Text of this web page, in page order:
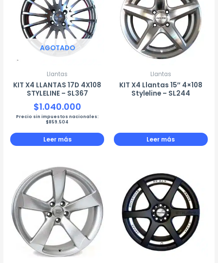
AGOTADO
Llantas
KIT X4 LLANTAS 17D 4X108
STYLELINE – SL367
$1.040.000
Precio sin impuestos nacionales:
$859.504
Leer más
Llantas
KIT X4 Llantas 15″ 4×108
Styleline – SL244
Leer más